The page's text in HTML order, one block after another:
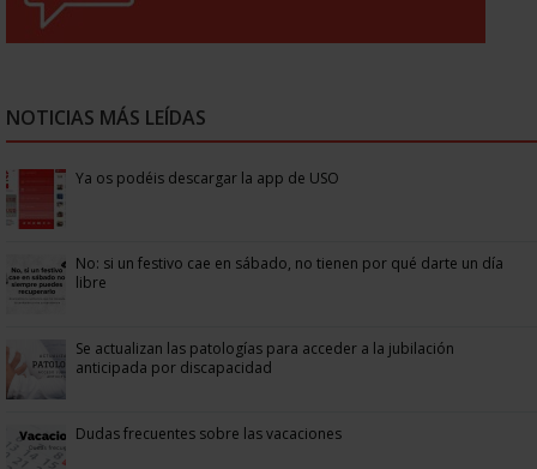
NOTICIAS MÁS LEÍDAS
Ya os podéis descargar la app de USO
No: si un festivo cae en sábado, no tienen por qué darte un día
libre
Se actualizan las patologías para acceder a la jubilación
anticipada por discapacidad
Dudas frecuentes sobre las vacaciones